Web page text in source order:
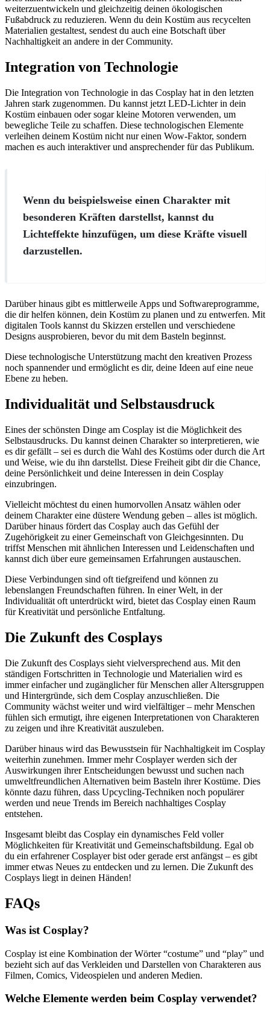
weiterzuentwickeln und gleichzeitig deinen ökologischen
Fußabdruck zu reduzieren. Wenn du dein Kostüm aus recycelten
Materialien gestaltest, sendest du auch eine Botschaft über
Nachhaltigkeit an andere in der Community.
Integration von Technologie
Die Integration von Technologie in das Cosplay hat in den letzten
Jahren stark zugenommen. Du kannst jetzt LED-Lichter in dein
Kostüm einbauen oder sogar kleine Motoren verwenden, um
bewegliche Teile zu schaffen. Diese technologischen Elemente
verleihen deinem Kostüm nicht nur einen Wow-Faktor, sondern
machen es auch interaktiver und ansprechender für das Publikum.
Wenn du beispielsweise einen Charakter mit
besonderen Kräften darstellst, kannst du
Lichteffekte hinzufügen, um diese Kräfte visuell
darzustellen.
Darüber hinaus gibt es mittlerweile Apps und Softwareprogramme,
die dir helfen können, dein Kostüm zu planen und zu entwerfen. Mit
digitalen Tools kannst du Skizzen erstellen und verschiedene
Designs ausprobieren, bevor du mit dem Basteln beginnst.
Diese technologische Unterstützung macht den kreativen Prozess
noch spannender und ermöglicht es dir, deine Ideen auf eine neue
Ebene zu heben.
Individualität und Selbstausdruck
Eines der schönsten Dinge am Cosplay ist die Möglichkeit des
Selbstausdrucks. Du kannst deinen Charakter so interpretieren, wie
es dir gefällt – sei es durch die Wahl des Kostüms oder durch die Art
und Weise, wie du ihn darstellst. Diese Freiheit gibt dir die Chance,
deine Persönlichkeit und deine Interessen in dein Cosplay
einzubringen.
Vielleicht möchtest du einen humorvollen Ansatz wählen oder
deinem Charakter eine düstere Wendung geben – alles ist möglich.
Darüber hinaus fördert das Cosplay auch das Gefühl der
Zugehörigkeit zu einer Gemeinschaft von Gleichgesinnten. Du
triffst Menschen mit ähnlichen Interessen und Leidenschaften und
kannst dich über eure gemeinsamen Erfahrungen austauschen.
Diese Verbindungen sind oft tiefgreifend und können zu
lebenslangen Freundschaften führen. In einer Welt, in der
Individualität oft unterdrückt wird, bietet das Cosplay einen Raum
für Kreativität und persönliche Entfaltung.
Die Zukunft des Cosplays
Die Zukunft des Cosplays sieht vielversprechend aus. Mit den
ständigen Fortschritten in Technologie und Materialien wird es
immer einfacher und zugänglicher für Menschen aller Altersgruppen
und Hintergründe, sich dem Cosplay anzuschließen. Die
Community wächst weiter und wird vielfältiger – mehr Menschen
fühlen sich ermutigt, ihre eigenen Interpretationen von Charakteren
zu zeigen und ihre Kreativität auszuleben.
Darüber hinaus wird das Bewusstsein für Nachhaltigkeit im Cosplay
weiterhin zunehmen. Immer mehr Cosplayer werden sich der
Auswirkungen ihrer Entscheidungen bewusst und suchen nach
umweltfreundlichen Alternativen beim Basteln ihrer Kostüme. Dies
könnte dazu führen, dass Upcycling-Techniken noch populärer
werden und neue Trends im Bereich nachhaltiges Cosplay
entstehen.
Insgesamt bleibt das Cosplay ein dynamisches Feld voller
Möglichkeiten für Kreativität und Gemeinschaftsbildung. Egal ob
du ein erfahrener Cosplayer bist oder gerade erst anfängst – es gibt
immer etwas Neues zu entdecken und zu lernen. Die Zukunft des
Cosplays liegt in deinen Händen!
FAQs
Was ist Cosplay?
Cosplay ist eine Kombination der Wörter “costume” und “play” und
bezieht sich auf das Verkleiden und Darstellen von Charakteren aus
Filmen, Comics, Videospielen und anderen Medien.
Welche Elemente werden beim Cosplay verwendet?